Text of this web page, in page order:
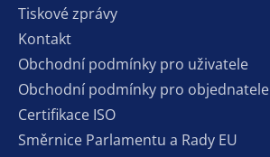
Tiskové zprávy
Kontakt
Obchodní podmínky pro uživatele
Obchodní podmínky pro objednatele
Certifikace ISO
Směrnice Parlamentu a Rady EU